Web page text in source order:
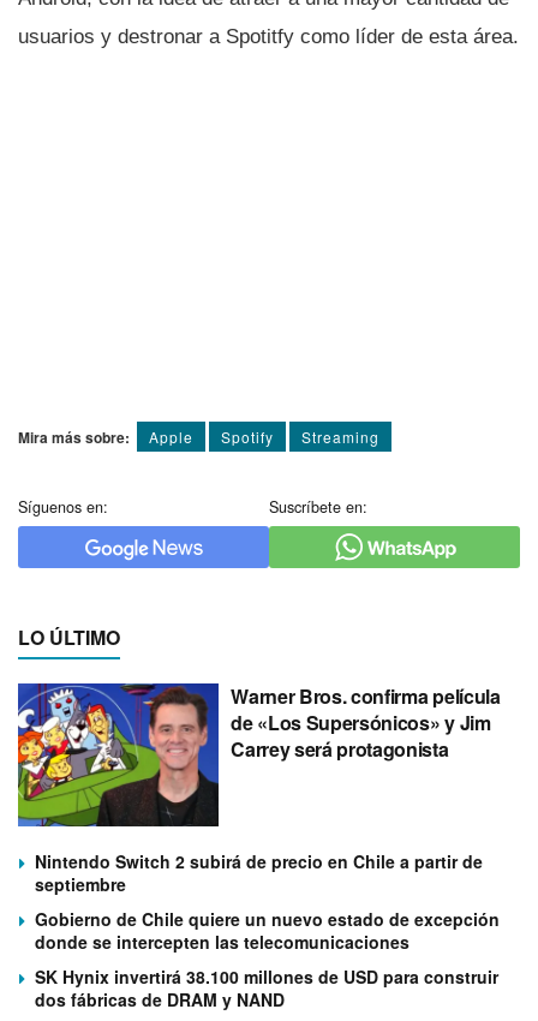
usuarios y destronar a Spotitfy como lí­der de esta área.
Mira más sobre: Apple Spotify Streaming
Síguenos en: Suscríbete en:
LO ÚLTIMO
Warner Bros. confirma película
de «Los Supersónicos» y Jim
Carrey será protagonista
Nintendo Switch 2 subirá de precio en Chile a partir de
septiembre
Gobierno de Chile quiere un nuevo estado de excepción
donde se intercepten las telecomunicaciones
SK Hynix invertirá 38.100 millones de USD para construir
dos fábricas de DRAM y NAND